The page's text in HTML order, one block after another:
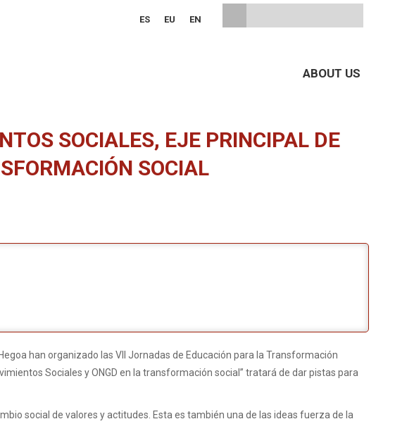
ES EU EN
ABOUT US
SOCIALES, EJE PRINCIPAL DE
SOCIAL
han organizado las VII Jornadas de Educación para la Transformación
Sociales y ONGD en la transformación social” tratará de dar pistas para
social de valores y actitudes. Esta es también una de las ideas fuerza de la